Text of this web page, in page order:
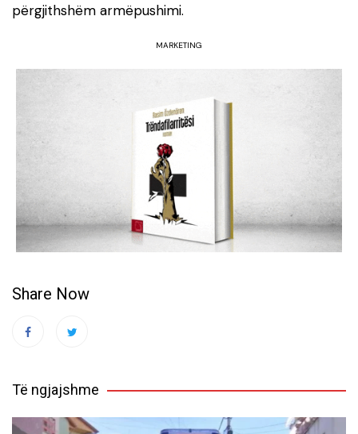
përgjithshëm armëpushimi.
MARKETING
Share Now
Të ngjajshme